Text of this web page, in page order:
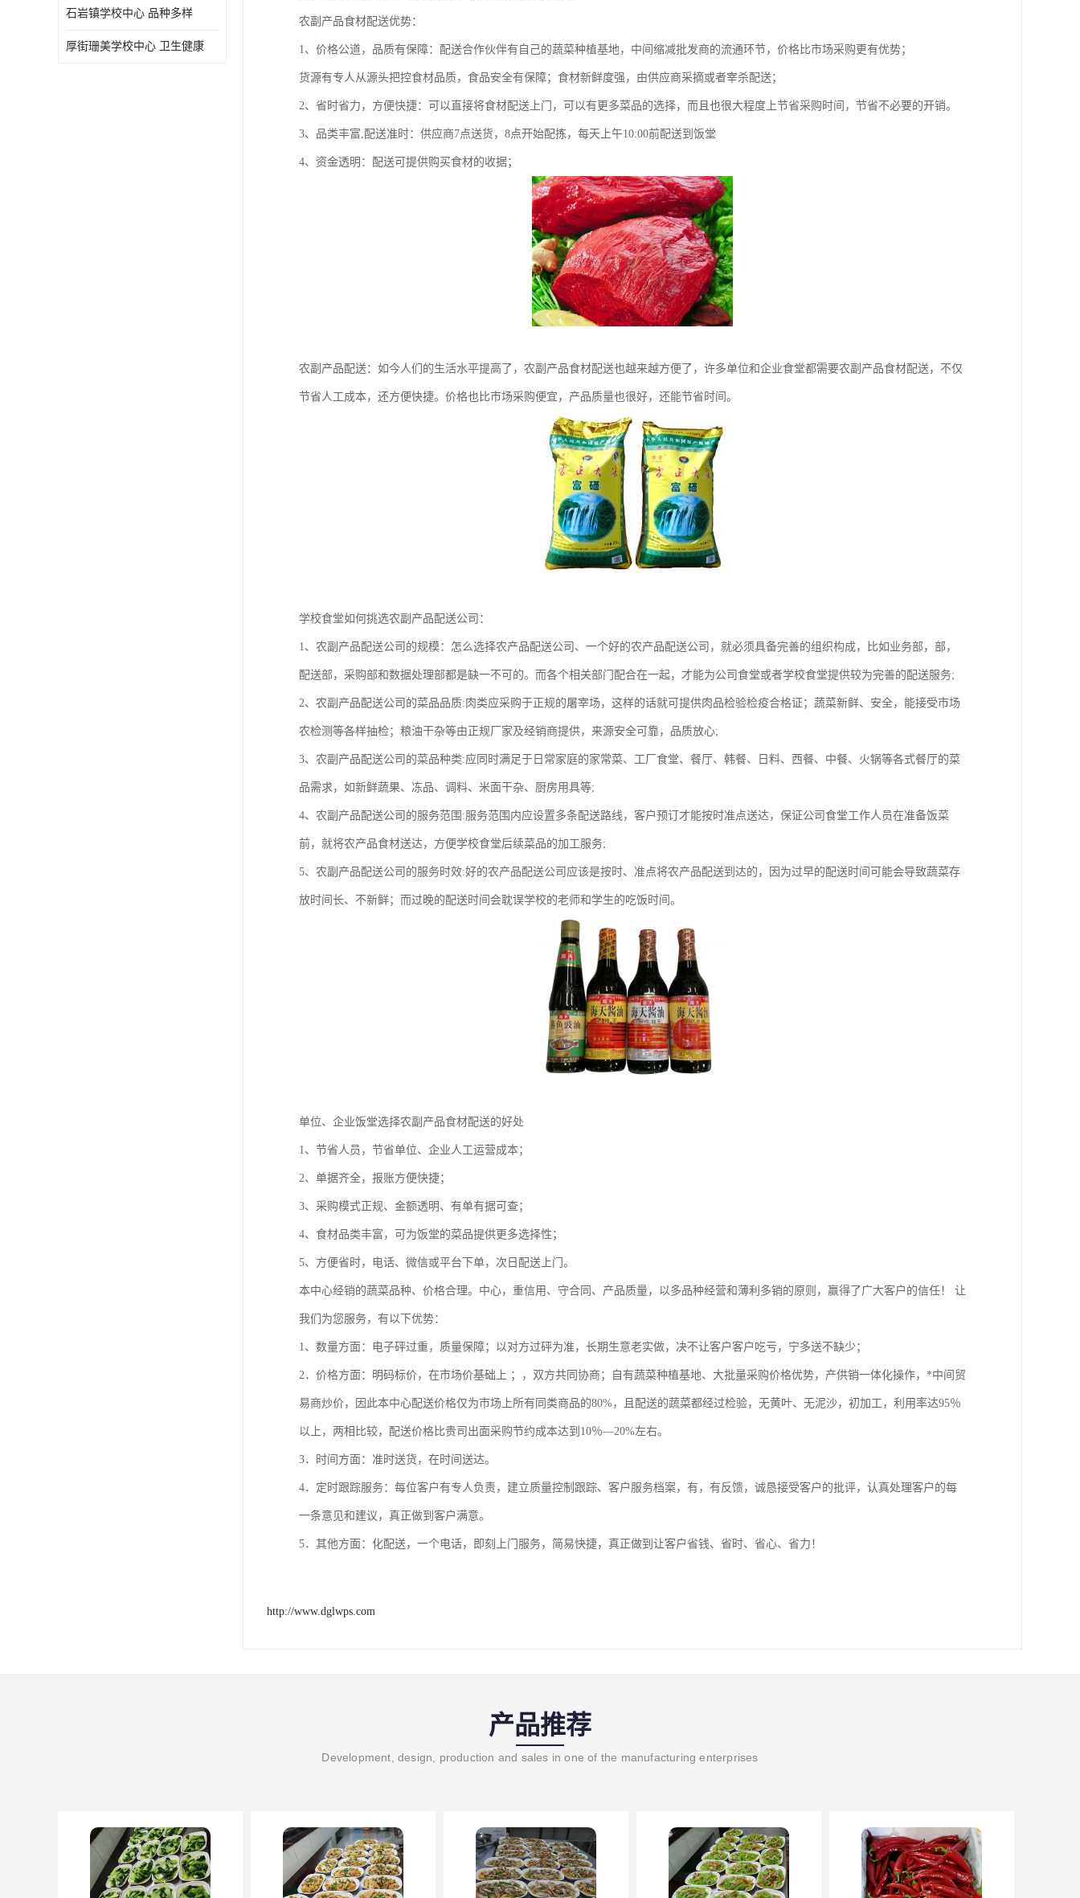
石岩镇学校中心 品种多样
厚街珊美学校中心 卫生健康
农副产品食材配送优势：
1、价格公道，品质有保障：配送合作伙伴有自己的蔬菜种植基地，中间缩减批发商的流通环节，价格比市场采购更有优势；
货源有专人从源头把控食材品质，食品安全有保障；食材新鲜度强，由供应商采摘或者宰杀配送；
2、省时省力，方便快捷：可以直接将食材配送上门，可以有更多菜品的选择，而且也很大程度上节省采购时间，节省不必要的开销。
3、品类丰富,配送准时：供应商7点送货，8点开始配拣，每天上午10:00前配送到饭堂
4、资金透明：配送可提供购买食材的收据；
农副产品配送：如今人们的生活水平提高了，农副产品食材配送也越来越方便了，许多单位和企业食堂都需要农副产品食材配送，不仅
节省人工成本，还方便快捷。价格也比市场采购便宜，产品质量也很好，还能节省时间。
学校食堂如何挑选农副产品配送公司：
1、农副产品配送公司的规模：怎么选择农产品配送公司、一个好的农产品配送公司，就必须具备完善的组织构成，比如业务部，部，
配送部，采购部和数据处理部都是缺一不可的。而各个相关部门配合在一起，才能为公司食堂或者学校食堂提供较为完善的配送服务;
2、农副产品配送公司的菜品品质:肉类应采购于正规的屠宰场，这样的话就可提供肉品检验检疫合格证；蔬菜新鲜、安全，能接受市场
农检测等各样抽检；粮油干杂等由正规厂家及经销商提供，来源安全可靠，品质放心;
3、农副产品配送公司的菜品种类:应同时满足于日常家庭的家常菜、工厂食堂、餐厅、韩餐、日料、西餐、中餐、火锅等各式餐厅的菜
品需求，如新鲜蔬果、冻品、调料、米面干杂、厨房用具等;
4、农副产品配送公司的服务范围:服务范围内应设置多条配送路线，客户预订才能按时准点送达，保证公司食堂工作人员在准备饭菜
前，就将农产品食材送达，方便学校食堂后续菜品的加工服务;
5、农副产品配送公司的服务时效:好的农产品配送公司应该是按时、准点将农产品配送到达的，因为过早的配送时间可能会导致蔬菜存
放时间长、不新鲜；而过晚的配送时间会耽误学校的老师和学生的吃饭时间。
单位、企业饭堂选择农副产品食材配送的好处
1、节省人员，节省单位、企业人工运营成本；
2、单据齐全，报账方便快捷；
3、采购模式正规、金额透明、有单有据可查；
4、食材品类丰富，可为饭堂的菜品提供更多选择性；
5、方便省时，电话、微信或平台下单，次日配送上门。
本中心经销的蔬菜品种、价格合理。中心，重信用、守合同、产品质量，以多品种经营和薄利多销的原则，赢得了广大客户的信任！ 让
我们为您服务，有以下优势：
1、数量方面：电子砰过重，质量保障；以对方过砰为准，长期生意老实做，决不让客户客户吃亏，宁多送不缺少；
2．价格方面：明码标价，在市场价基础上 ；，双方共同协商；自有蔬菜种植基地、大批量采购价格优势，产供销一体化操作，*中间贸
易商炒价，因此本中心配送价格仅为市场上所有同类商品的80%，且配送的蔬菜都经过检验，无黄叶、无泥沙，初加工，利用率达95％
以上，两相比较，配送价格比贵司出面采购节约成本达到10％—20%左右。
3．时间方面：准时送货，在时间送达。
4．定时跟踪服务：每位客户有专人负责，建立质量控制跟踪、客户服务档案，有，有反馈，诚恳接受客户的批评，认真处理客户的每
一条意见和建议，真正做到客户满意。
5．其他方面：化配送，一个电话，即刻上门服务，简易快捷，真正做到让客户省钱、省时、省心、省力！
http://www.dglwps.com
产品推荐
Development, design, production and sales in one of the manufacturing enterprises